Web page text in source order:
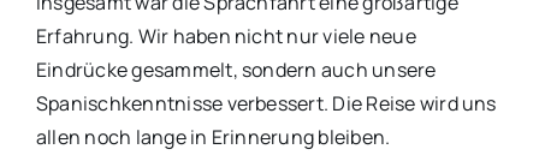
Erfahrung. Wir haben nicht nur viele neue
Eindrücke gesammelt, sondern auch unsere
Spanischkenntnisse verbessert. Die Reise wird uns
allen noch lange in Erinnerung bleiben.